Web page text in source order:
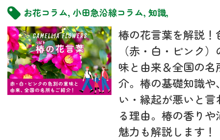
お花コラム, 小田急沿線コラム, 知識,
椿の花言葉を解説！
（赤・白・ピンク）
味と由来＆全国の名
介。椿の基礎知識や
い・縁起が悪いと言
る理由。椿の香りや
魅力も解説します！